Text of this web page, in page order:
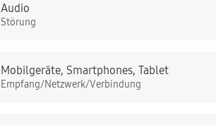
Audio
Störung
Mobilgeräte,Smartphones,Tablet
Empfang/Netzwerk/Verbindung